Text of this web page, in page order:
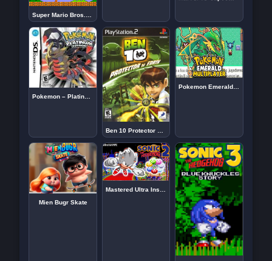
Ben 10 Protector Of Earth Play 2
Mien Bugr Skate
Mastered Ultra Instinct in Sonic The Hedgehog 2